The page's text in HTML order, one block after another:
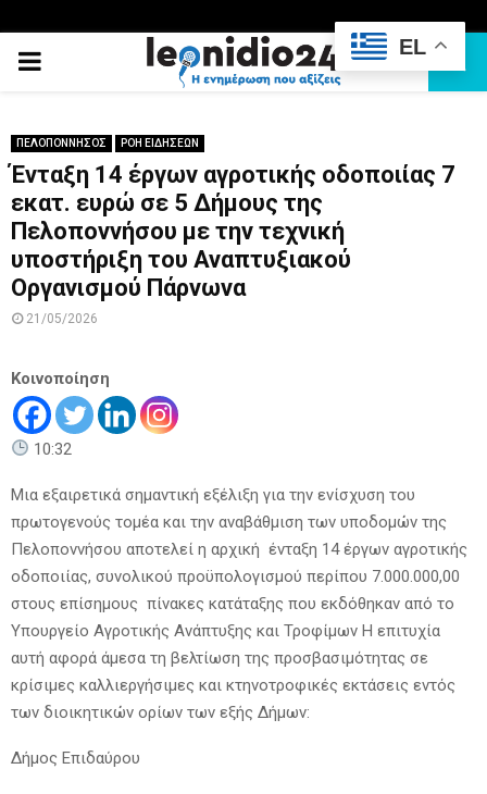
PRIMARY
ΠΕΛΟΠΟΝΝΗΣΟΣ ΡΟΗ ΕΙΔΗΣΕΩΝ
Ένταξη 14 έργων αγροτικής οδοποιίας 7
εκατ. ευρώ σε 5 Δήμους της
Πελοποννήσου με την τεχνική
υποστήριξη του Αναπτυξιακού
Οργανισμού Πάρνωνα
21/05/2026
Κοινοποίηση
10:32
Μια εξαιρετικά σημαντική εξέλιξη για την ενίσχυση του
πρωτογενούς τομέα και την αναβάθμιση των υποδομών της
Πελοποννήσου αποτελεί η αρχική ένταξη 14 έργων αγροτικής
οδοποιίας, συνολικού προϋπολογισμού περίπου 7.000.000,00
στους επίσημους πίνακες κατάταξης που εκδόθηκαν από το
Υπουργείο Αγροτικής Ανάπτυξης και Τροφίμων Η επιτυχία
αυτή αφορά άμεσα τη βελτίωση της προσβασιμότητας σε
κρίσιμες καλλιεργήσιμες και κτηνοτροφικές εκτάσεις εντός
των διοικητικών ορίων των εξής Δήμων:
Δήμος Επιδαύρου
EL